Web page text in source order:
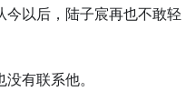
以后，陆子宸再也不敢轻
有联系他。